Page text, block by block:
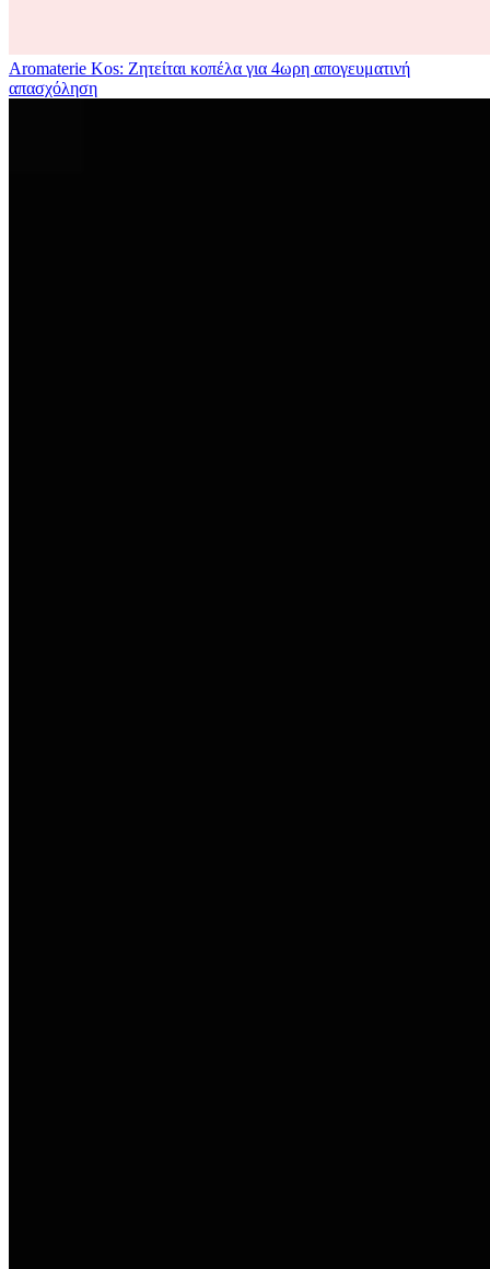
Aromaterie Kos: Ζητείται κοπέλα για 4ωρη απογευματινή
απασχόληση